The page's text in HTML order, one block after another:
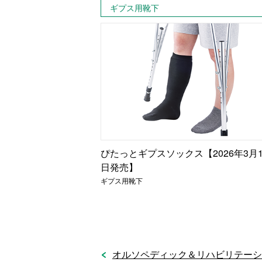
ギプス用靴下
ぴたっとギプスソックス【2026年3月
日発売】
ギプス用靴下
オルソペディック＆リハビリテー